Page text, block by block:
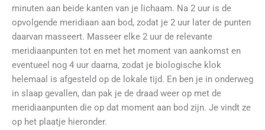
minuten aan beide kanten van je lichaam. Na 2 uur is de
opvolgende meridiaan aan bod, zodat je 2 uur later de punten
daarvan masseert. Masseer elke 2 uur de relevante
meridiaanpunten tot en met het moment van aankomst en
eventueel nog 4 uur daarna, zodat je biologische klok
helemaal is afgesteld op de lokale tijd. En ben je in onderweg
in slaap gevallen, dan pak je de draad weer op met de
meridiaanpunten die op dat moment aan bod zijn. Je vindt ze
op het plaatje hieronder.